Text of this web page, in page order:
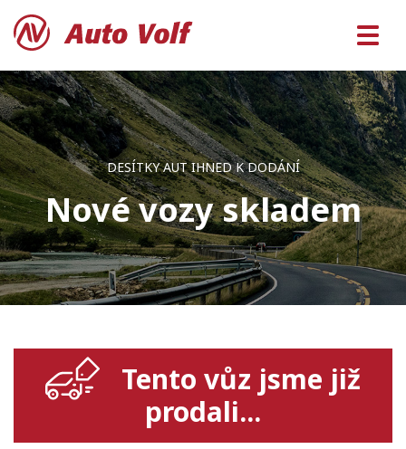
DESÍTKY AUT IHNED K DODÁNÍ
Nové vozy skladem
Tento vůz jsme již
prodali...